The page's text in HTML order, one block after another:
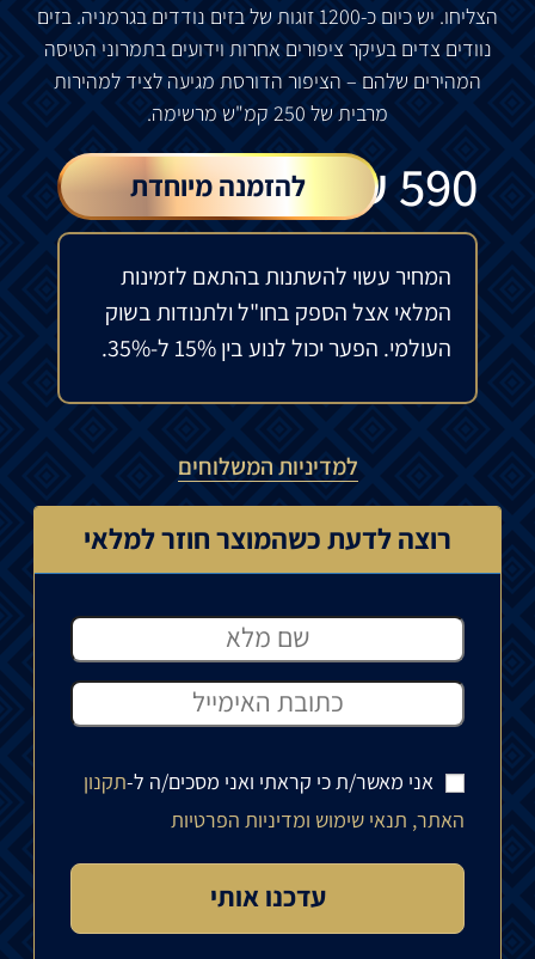
הצליחו. יש כיום כ-1200 זוגות שלבזים נודדים בגרמניה. בזים
נוודים צדים בעיקר ציפורים אחרות וידועים בתמרוני הטיסה
המהירים שלהם – הציפור הדורסת מגיעה לציד למהירות
מרבית של קמ"ש מרשימה.
590
₪ להזמנה מיוחדת
המחיר עשוי להשתנות בהתאם לזמינות
המלאי אצל הספק בחו"ל ולתנודות בשוק
העולמי. הפער יכול לנוע בין 15% ל-35%.
למדיניות המשלוחים
רוצה לדעת כשהמוצר חוזר למלאי
אני מאשר/ת כי קראתי ואני מסכים/ה ל-תקנון
האתר, תנאי שימוש ומדיניות הפרטיות